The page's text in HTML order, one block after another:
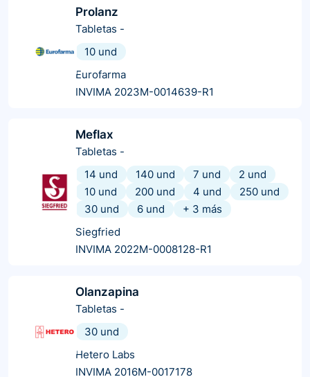
Prolanz
Tabletas -
10 und
Eurofarma
INVIMA 2023M-0014639-R1
Meflax
Tabletas -
14 und
140 und 7 und
2 und
10 und
200 und 4 und
250 und
30 und
6 und + 3 más
Siegfried
INVIMA 2022M-0008128-R1
Olanzapina
Tabletas -
30 und
Hetero Labs
INVIMA 2016M-0017178